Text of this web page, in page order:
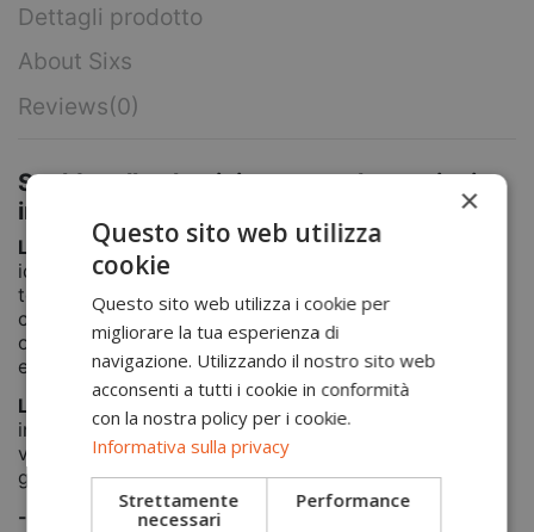
Dettagli prodotto
About Sixs
Reviews(0)
Scaldacollo elasticizzato per le stagioni
invernali Sixs
Lo scaldacollo TBXW della Sixsè uno scaldacollo
ideale per l'inverno. Multiuso, versatile in tessuto
tecnico, che protegge dal freddo lasciando traspirare
comunque la pelle. Il tessuto è elasticizzato per un
ottimo comfort, antibatterico e termoregolante. Può
essere utilizzato anche come fascia per capelli.
Linea X-Mix:
Linea di accessori tecnici multi-sport
indispensabili per completare l'outfit. La tecnologia
viene riproposta con diverse formulazioni per
garantire sempre di più qualità ed efficienza.
-
×
Questo sito web utilizza
cookie
Questo sito web utilizza i cookie per
migliorare la tua esperienza di
navigazione. Utilizzando il nostro sito web
acconsenti a tutti i cookie in conformità
con la nostra policy per i cookie.
Informativa sulla privacy
Strettamente
necessari
Performance